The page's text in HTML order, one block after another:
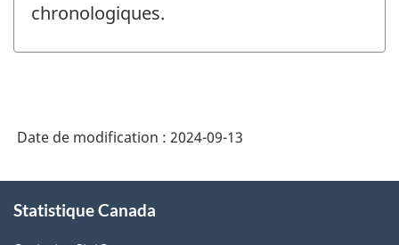
chronologiques.
Date de modification : 2024-09-13
propos
Statistique Canada